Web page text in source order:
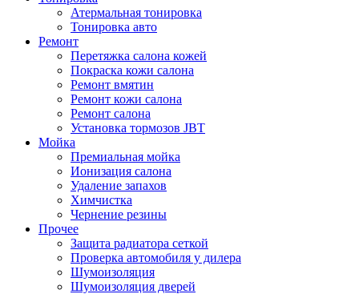
Атермальная тонировка
Тонировка авто
Ремонт
Перетяжка салона кожей
Покраска кожи салона
Ремонт вмятин
Ремонт кожи салона
Ремонт салона
Установка тормозов JBT
Мойка
Премиальная мойка
Ионизация салона
Удаление запахов
Химчистка
Чернение резины
Прочее
Защита радиатора сеткой
Проверка автомобиля у дилера
Шумоизоляция
Шумоизоляция дверей